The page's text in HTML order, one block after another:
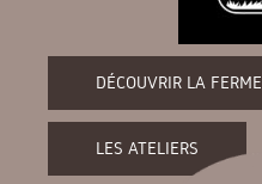
DÉCOUVRIR LA FERME
LES ATELIERS